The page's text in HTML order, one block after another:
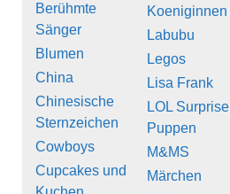
Berühmte
Sänger
Blumen
China
Chinesische
Sternzeichen
Cowboys
Cupcakes und
Koeniginnen
Labubu
Legos
Lisa Frank
LOL Surprise
Puppen
M&MS
Märchen